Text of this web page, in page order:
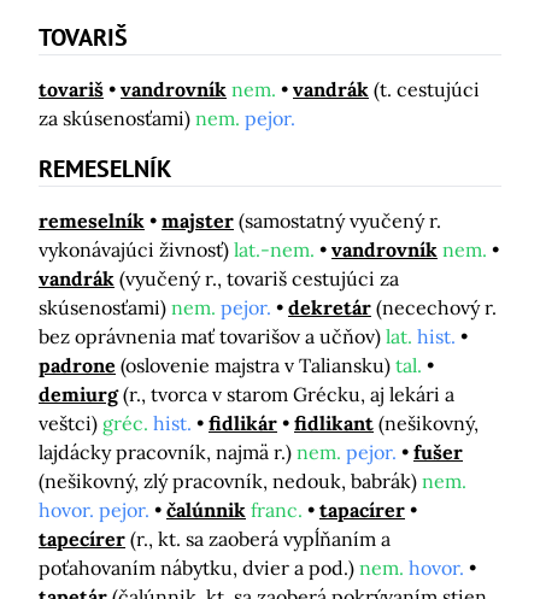
TOVARIŠ
tovariš vandrovník nem. vandrák (t. cestujúci
za skúsenosťami) nem. pejor.
REMESELNÍK
remeselník majster (samostatný vyučený r.
vykonávajúci živnosť) lat.-nem. vandrovník nem.
vandrák (vyučený r., tovariš cestujúci za
skúsenosťami) nem. pejor. dekretár (necechový r.
bez oprávnenia mať tovarišov a učňov) lat. hist.
padrone (oslovenie majstra v Taliansku) tal.
demiurg (r., tvorca v starom Grécku, aj lekári a
veštci) gréc. hist. fidlikár fidlikant (nešikovný,
lajdácky pracovník, najmä r.) nem. pejor.
fušer
(nešikovný, zlý pracovník, nedouk, babrák) nem.
hovor. pejor.
čalúnnik franc.
tapacírer
tapecírer (r., kt. sa zaoberá vypĺňaním a
poťahovaním nábytku, dvier a pod.) nem. hovor.